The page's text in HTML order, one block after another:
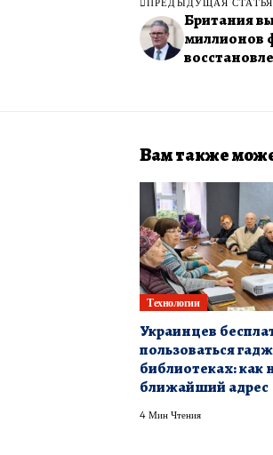
Британия
миллионов
Вам также
Технологии
Украинцев
пользоваться
библиотеках: как
ближайший адрес
4 Мин Чтения